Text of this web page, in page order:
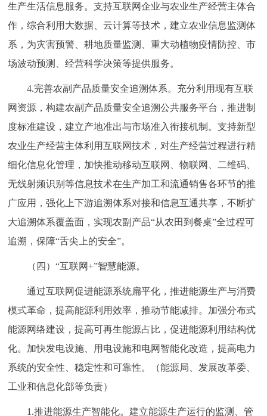
生产生活信息服务。支持互联网企业与农业生产经营主体合
作，综合利用大数据、云计算等技术，建立农业信息监测体
系，为灾害预警、耕地质量监测、重大动植物疫情防控、市
场波动预测、经营科学决策等提供服务。
4.完善农副产品质量安全追溯体系。充分利用现有互联
网资源，构建农副产品质量安全追溯公共服务平台，推进制
度标准建设，建立产地准出与市场准入衔接机制。支持新型
农业生产经营主体利用互联网技术，对生产经营过程进行精
细化信息化管理，加快推动移动互联网、物联网、二维码、
无线射频识别等信息技术在生产加工和流通销售各环节的推
广应用，强化上下游追溯体系对接和信息互通共享，不断扩
大追溯体系覆盖面，实现农副产品“从农田到餐桌”全过程可
追溯，保障“舌尖上的安全”。
（四）“互联网+”智慧能源。
通过互联网促进能源系统扁平化，推进能源生产与消费
模式革命，提高能源利用效率，推动节能减排。加强分布式
能源网络建设，提高可再生能源占比，促进能源利用结构优
化。加快发电设施、用电设施和电网智能化改造，提高电力
系统的安全性、稳定性和可靠性。（能源局、发展改革委、
工业和信息化部等负责）
1.推进能源生产智能化。建立能源生产运行的监测、管